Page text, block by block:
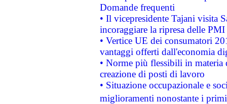
Domande frequenti
• Il vicepresidente Tajani visita
incoraggiare la ripresa delle
• Vertice UE dei consumatori
vantaggi offerti dall'economia
• Norme più flessibili in materia
creazione di posti di lavoro
• Situazione occupazionale e
miglioramenti nonostante i